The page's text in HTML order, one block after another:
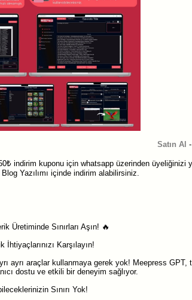
Satın Al -
indirim kuponu için whatsapp üzerinden üyeliğinizi
Yazılımı içinde indirim alabilirsiniz.
Üretiminde Sınırları Aşın! 🔥
Karşılayın!
ayrı araçlar kullanmaya gerek yok! Meepress GPT,
dostu ve etkili bir deneyim sağlıyor.
Sınırı Yok!